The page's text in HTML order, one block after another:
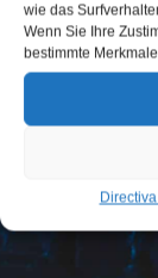
wie das
Wenn Sie Ihre
bestimmte